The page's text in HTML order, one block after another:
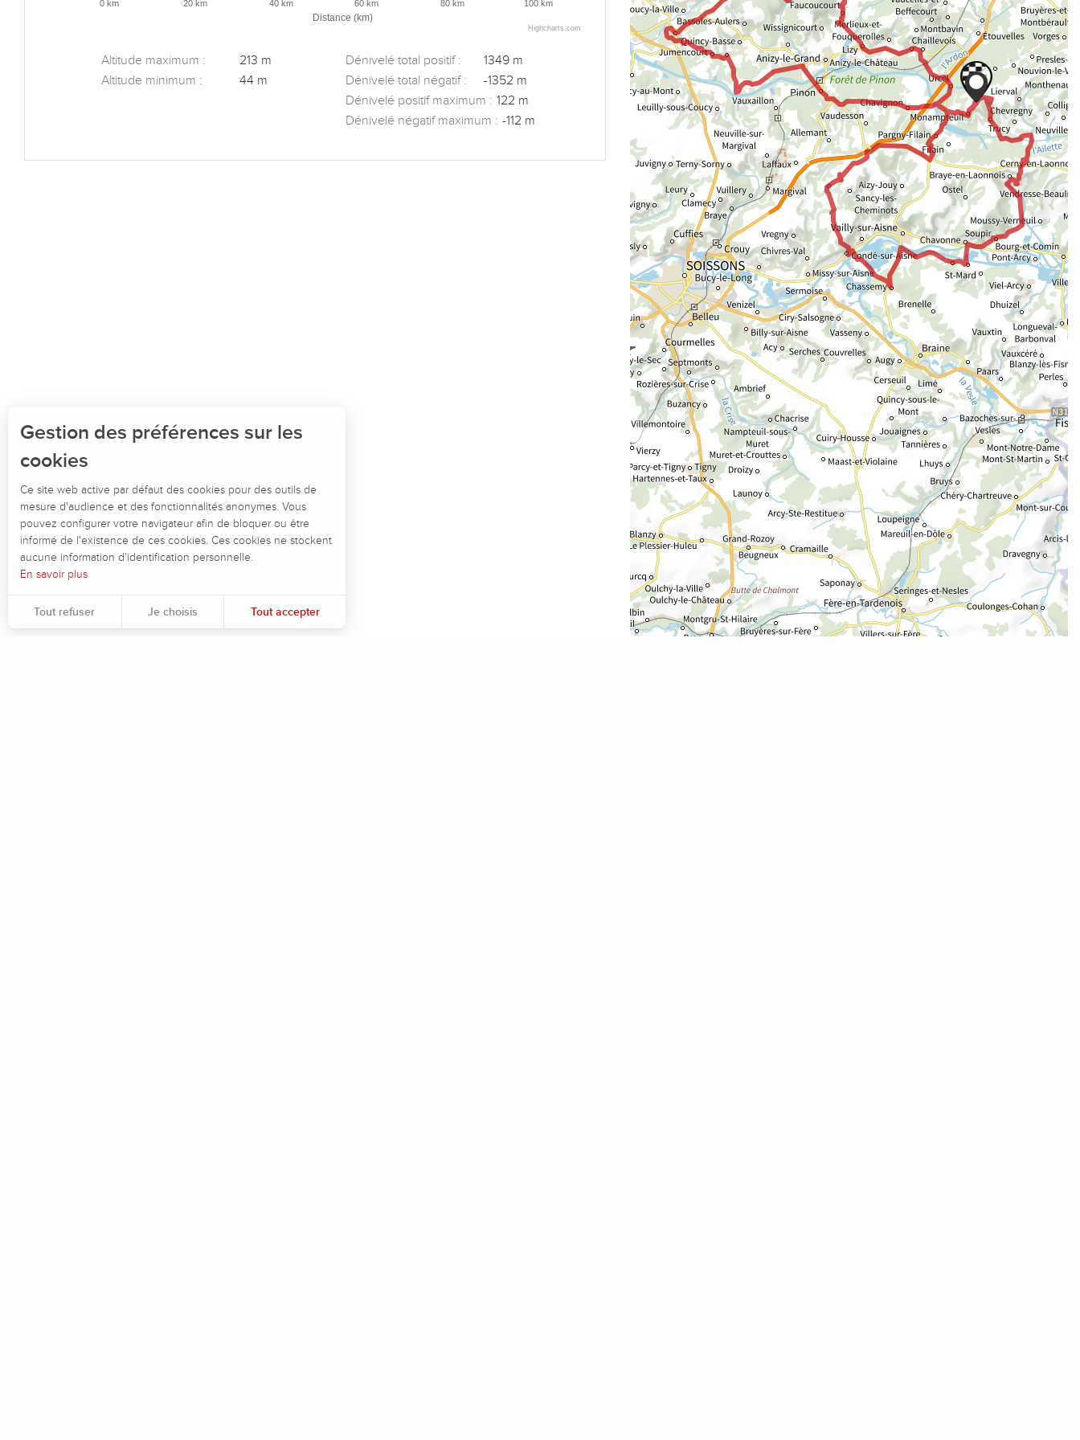
Distance (km)
0 km 20 km 40 km 60 km 80 km 100 km
Highcharts.com
Altitude maximum :
213 m
Altitude minimum :
44 m
Dénivelé total positif :
1349 m
Dénivelé total négatif :
-1352 m
Dénivelé positif maximum : 122 m
Dénivelé négatif maximum : -112 m
Gestion des préférences sur les
cookies
Ce site web active par défaut des cookies pour des outils de
mesure d'audience et des fonctionnalités anonymes. Vous
pouvez configurer votre navigateur afin de bloquer ou être
informé de l'existence de ces cookies. Ces cookies ne stockent
aucune information d’identification personnelle.
En savoir plus
Tout refuser Je choisis Tout accepter